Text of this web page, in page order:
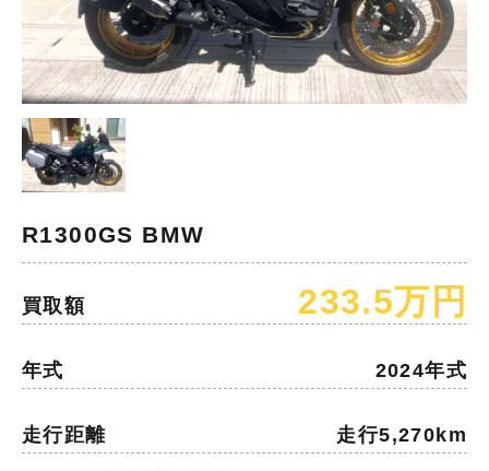
R1300GS BMW
買取額 233.5万円
年式 2024年式
走行距離 走行5,270km